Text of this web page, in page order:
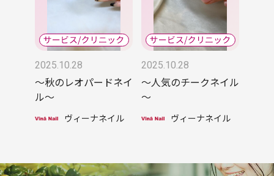
2025.10.28
～秋のレオパードネイ
ル～
ヴィーナネイル
2025.10.28
～人気のチークネイル
～
ヴィーナネイル